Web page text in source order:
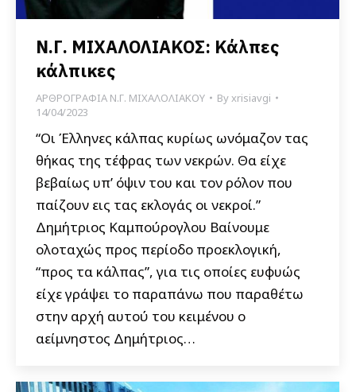
Ν.Γ. ΜΙΧΑΛΟΛΙΑΚΟΣ: Κάλπες
κάλπικες
ΑΡΘΡΟΓΡΑΦΙΑ Ν.Γ. ΜΙΧΑΛΟΛΙΑΚΟΥ Byxrisiavgi
14/04/2023
“Οι Έλληνες κάλπας κυρίως ωνόμαζον τας
θήκας της τέφρας των νεκρών. Θα είχε
βεβαίως υπ’ όψιν του και τον ρόλον που
παίζουν εις τας εκλογάς οι νεκροί.”
Δημήτριος Καμπούρογλου Βαίνουμε
ολοταχώς προς περίοδο προεκλογική,
“προς τα κάλπας”, για τις οποίες ευφυώς
είχε γράψει το παραπάνω που παραθέτω
στην αρχή αυτού του κειμένου ο
αείμνηστος Δημήτριος…